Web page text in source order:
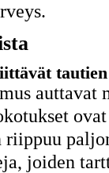
joiden